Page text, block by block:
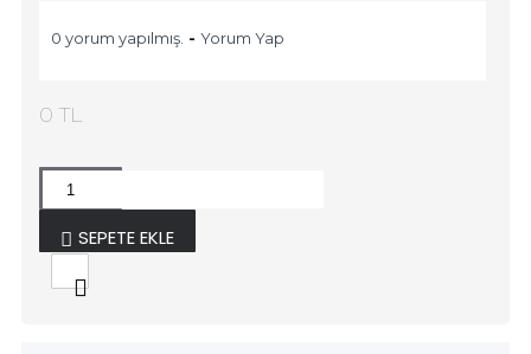
0 yorum yapılmış. - Yorum Yap
0 TL
SEPETE EKLE